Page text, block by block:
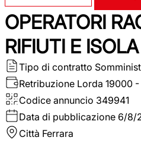
OPERATORI
RIFIUTI E
Tipo di contratto
Retribuzione Lorda 19000
Codice annuncio 349941
Data di pubblicazione 6/8/
Città Ferrara